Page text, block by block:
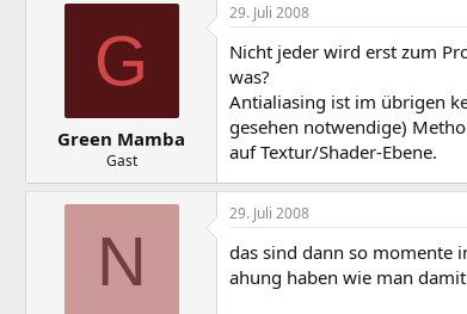
G
Green Mamba
Gast
29. Juli 2008
Nicht jeder wird erst zum
was?
Antialiasing ist im übrigen
gesehen notwendige)
auf Textur/Shader-Ebene.
N
29. Juli 2008
das sind dann so momente
ahung haben wie man